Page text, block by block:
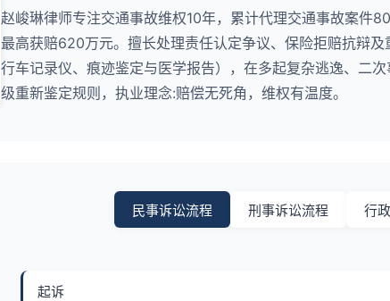
赵峻琳律师专注交通事故维权10年，累计代理交通事故案件
最高获赔620万元。擅长处理责任认定争议、保险拒赔抗辩
行车记录仪、痕迹鉴定与医学报告），在多起复杂逃逸、二
级重新鉴定规则，执业理念:赔偿无死角，维权有温度。
民事诉讼流程 刑事诉讼流程 行
起诉